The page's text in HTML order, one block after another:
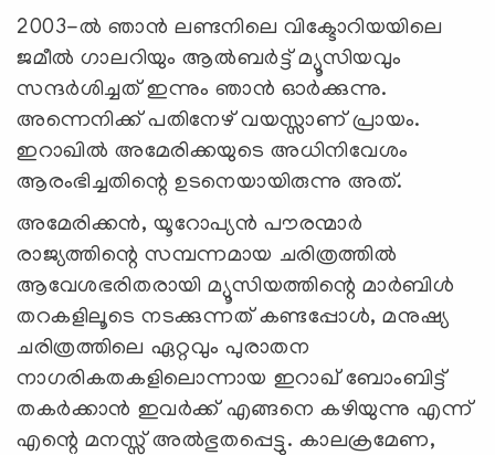
2003-ല്‍ ഞാന്‍ ലണ്ടനിലെ വിക്ടോറിയയിലെ
ജമീൽ ഗാലറിയും ആൽബർട്ട് മ്യൂസിയവും
സന്ദർശിച്ചത് ഇന്നും ഞാൻ ഓർക്കുന്നു.
അന്നെനിക്ക് പതിനേഴ് വയസ്സാണ് പ്രായം.
ഇറാഖിൽ അമേരിക്കയുടെ അധിനിവേശം
ആരംഭിച്ചതിന്റെ ഉടനെയായിരുന്നു അത്.
അമേരിക്കൻ, യൂറോപ്യൻ പൗരന്മാർ
രാജ്യത്തിന്റെ സമ്പന്നമായ ചരിത്രത്തിൽ
ആവേശഭരിതരായി മ്യൂസിയത്തിന്റെ മാർബിൾ
തറകളിലൂടെ നടക്കുന്നത് കണ്ടപ്പോള്‍, മനുഷ്യ
ചരിത്രത്തിലെ ഏറ്റവും പുരാതന
നാഗരികതകളിലൊന്നായ ഇറാഖ് ബോംബിട്ട്
തകര്‍ക്കാന്‍ ഇവര്‍ക്ക് എങ്ങനെ കഴിയുന്നു എന്ന്
എന്റെ മനസ്സ് അല്‍ഭുതപ്പെട്ടു. കാലക്രമേണ,